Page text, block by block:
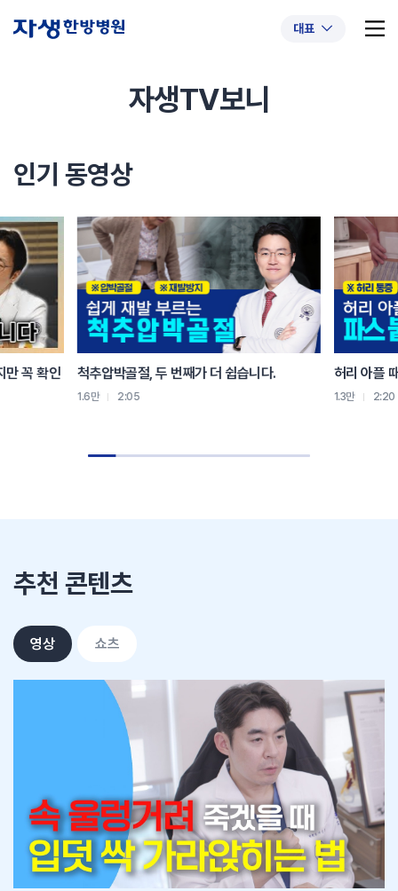
대표
추천 검색어 #초음파약침
#추나요법
자생TV보니
인기 동영상
만 꼭 확인 척추압박골절, 두 번째가 더 쉽습니다.
1.6만 2:05
허리 아플
1.3만 2:20
추천 콘텐츠
영상 쇼츠